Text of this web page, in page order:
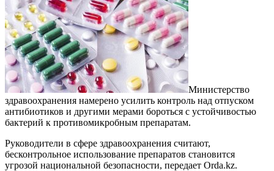
Министерство
здравоохранения намерено усилить контроль над отпуском
антибиотиков и другими мерами бороться с устойчивостью
бактерий к противомикробным препаратам.
Руководители в сфере здравоохранения считают,
бесконтрольное использование препаратов становится
угрозой национальной безопасности, передает Orda.kz.